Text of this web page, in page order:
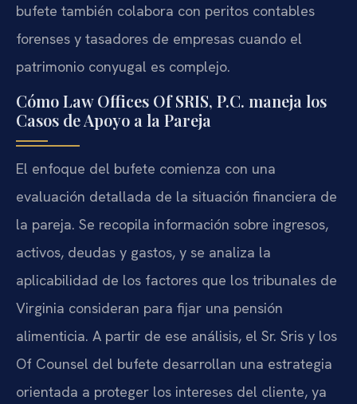
bufete también colabora con peritos contables
forenses y tasadores de empresas cuando el
patrimonio conyugal es complejo.
Cómo Law Offices Of SRIS, P.C. maneja los
Casos de Apoyo a la Pareja
El enfoque del bufete comienza con una
evaluación detallada de la situación financiera de
la pareja. Se recopila información sobre ingresos,
activos, deudas y gastos, y se analiza la
aplicabilidad de los factores que los tribunales de
Virginia consideran para fijar una pensión
alimenticia. A partir de ese análisis, el Sr. Sris y los
Of Counsel del bufete desarrollan una estrategia
orientada a proteger los intereses del cliente, ya